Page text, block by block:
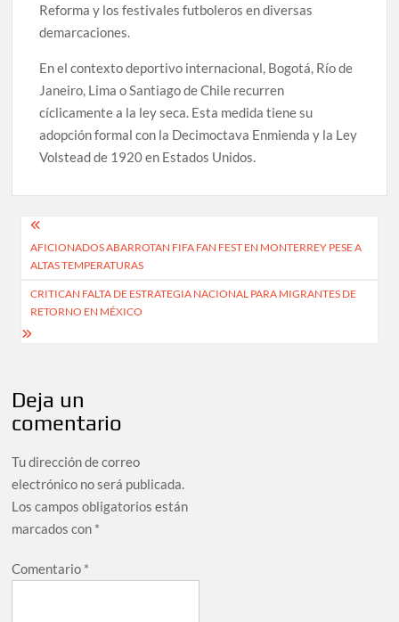
Reforma y los festivales futboleros en diversas
demarcaciones.
En el contexto deportivo internacional, Bogotá, Río de
Janeiro, Lima o Santiago de Chile recurren
cíclicamente a la ley seca. Esta medida tiene su
adopción formal con la Decimoctava Enmienda y la Ley
Volstead de 1920 en Estados Unidos.
Navegación
de
entradas
AFICIONADOS ABARROTAN FIFA FAN FEST EN MONTERREY PESE A
ALTAS TEMPERATURAS
CRITICAN FALTA DE ESTRATEGIA NACIONAL PARA MIGRANTES DE
RETORNO EN MÉXICO
Deja un
comentario
Tu dirección de correo
electrónico no será publicada.
Los campos obligatorios están
marcados con *
Comentario *